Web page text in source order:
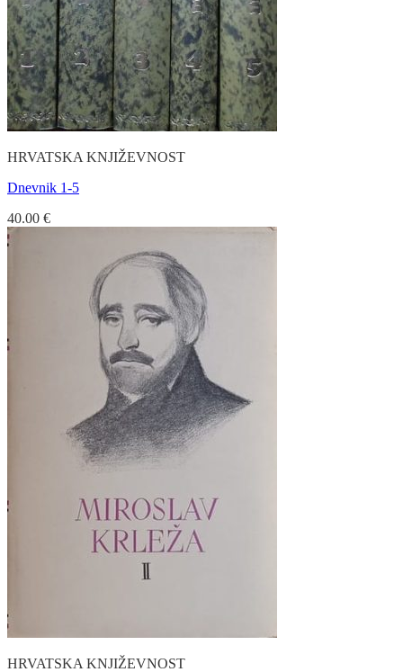
HRVATSKA KNJIŽEVNOST
Dnevnik 1-5
40.00 €
HRVATSKA KNJIŽEVNOST